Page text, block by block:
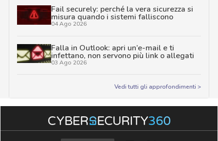
Fail securely: perché la vera sicurezza si
misura quando i sistemi falliscono
04 Ago 2026
Falla in Outlook: apri un’e-mail e ti
infettano, non servono più link o allegati
03 Ago 2026
Vedi tutti gli approfondimenti >